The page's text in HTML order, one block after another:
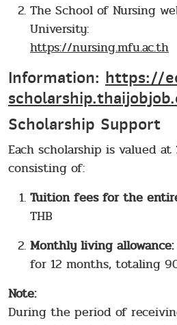
The School of Nursing
University:
https://nursing.mfu.ac.th
Information: https://
Scholarship Support
Each scholarship is valued at
consisting of:
Tuition fees for the
THB
Monthly living allowance:
for 12 months, totaling
Note:
During the period of